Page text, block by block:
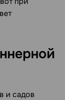
и садов